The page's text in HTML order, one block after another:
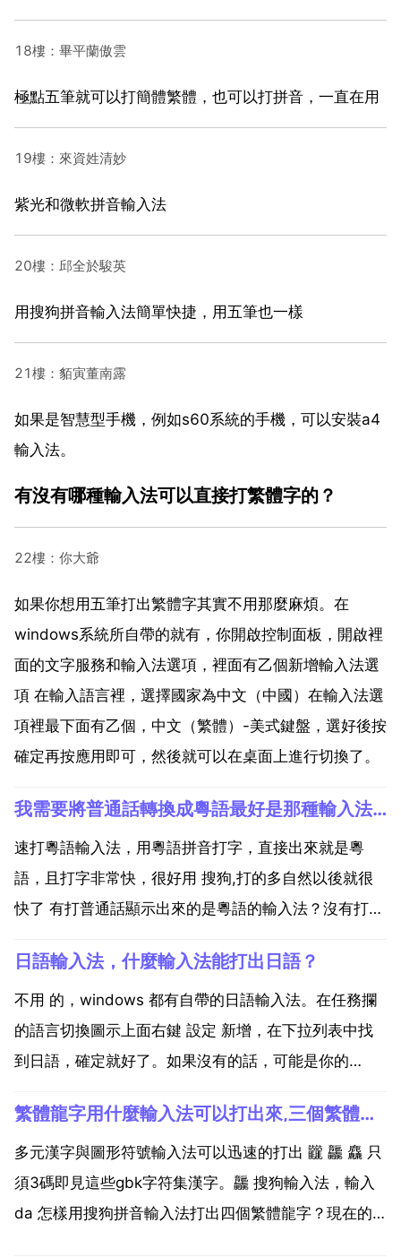
18樓：畢平蘭傲雲
極點五筆就可以打簡體繁體，也可以打拼音，一直在用
19樓：來資姓清妙
紫光和微軟拼音輸入法
20樓：邱全於駿英
用搜狗拼音輸入法簡單快捷，用五筆也一樣
21樓：貊寅董南露
如果是智慧型手機，例如s60系統的手機，可以安裝a4
輸入法。
有沒有哪種輸入法可以直接打繁體字的？
22樓：你大爺
如果你想用五筆打出繁體字其實不用那麼麻煩。在
windows系統所自帶的就有，你開啟控制面板，開啟裡
面的文字服務和輸入法選項，裡面有乙個新增輸入法選
項 在輸入語言裡，選擇國家為中文（中國）在輸入法選
項裡最下面有乙個，中文（繁體）-美式鍵盤，選好後按
確定再按應用即可，然後就可以在桌面上進行切換了。
我需要將普通話轉換成粵語最好是那種輸入法謝謝
速打粵語輸入法，用粵語拼音打字，直接出來就是粵
語，且打字非常快，很好用 搜狗,打的多自然以後就很
快了 有打普通話顯示出來的是粵語的輸入法？沒有打普
搜狗拼音 輸入法du，紫光拼音輸入zhi法dao6.0版本
其它版本沒有 等，都有記憶粵語的功能，不用...
日語輸入法，什麼輸入法能打出日語？
不用 的，windows 都有自帶的日語輸入法。在任務攔
的語言切換圖示上面右鍵 設定 新增，在下拉列表中找
到日語，確定就好了。如果沒有的話，可能是你的
說 中國人不學日本語 那位老兄，孫中山和蔣介石，郭
沫若等等一大批偉人都是在日本混過的，何況現在國...
繁體龍字用什麼輸入法可以打出來,三個繁體龍字用什麼輸入法可以打出來
多元漢字與圖形符號輸入法可以迅速的打出 龖 龘 麤 只
須3碼即見這些gbk字符集漢字。龘 搜狗輸入法，輸入
da 怎樣用搜狗拼音輸入法打出四個繁體龍字？現在的